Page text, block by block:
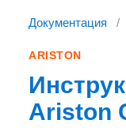
Документация /
ARISTON
Ariston